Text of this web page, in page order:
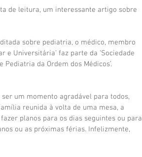
de leitura, um interessante artigo sobre
sobre pediatria, o médico, membro
e Universitária’ faz parte da ‘Sociedade
Pediatria da Ordem dos Médicos’.
um momento agradável para todos,
reunida à volta de uma mesa, a
planos para os dias seguintes ou para
ou as próximas férias. Infelizmente,